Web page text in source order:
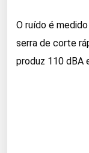
O ruído é
serra de corte
produz 110 dBA